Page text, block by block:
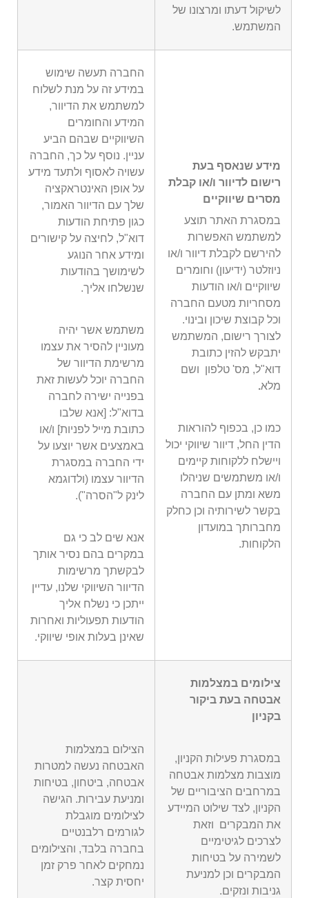
לשיקול דעתו ומרצונו של
המשתמש.
מידע שנאסף בעת
רישום לדיוור ו/או קבלת
מסרים שיווקיים
במסגרת האתר תוצע
למשתמש האפשרות
להירשם לקבלת דיוור ו/או
ניוזלטר (ידיעון) וחומרים
שיווקיים ו/או הודעות
מסחריות מטעם החברה
וכל קבוצת שיכון ובינוי.
לצורך רישום, המשתמש
יתבקש להזין כתובת
דוא"ל, מס' טלפון ושם
מלא.
כמו כן, בכפוף להוראות
הדין החל, דיוור שיווקי יכול
ויישלח ללקוחות קיימים
ו/או משתמשים שניהלו
משא ומתן עם החברה
בקשר לשירותיה וכן כחלק
מחברותך במועדון
הלקוחות.
החברה תעשה שימוש
במידע זה על מנת לשלוח
למשתמש את הדיוור,
המידע והחומרים
השיווקיים שבהם הביע
עניין. נוסף על כך, החברה
עשויה לאסוף ולתעד מידע
על אופן האינטראקציה
שלך עם הדיוור האמור,
כגון פתיחת הודעות
דוא"ל, לחיצה על קישורים
ומידע אחר הנוגע
לשימושך בהודעות
שנשלחו אליך.
משתמש אשר יהיה
מעוניין להסיר את עצמו
מרשימת הדיוור של
החברה יוכל לעשות זאת
בפנייה ישירה לחברה
בדוא"ל: [אנא שלבו
כתובת מייל לפניות] ו/או
באמצעים אשר יוצעו על
ידי החברה במסגרת
הדיוור עצמו (ולדוגמא
לינק ל"הסרה").
אנא שים לב כי גם
במקרים בהם נסיר אותך
לבקשתך מרשימות
הדיוור השיווקי שלנו, עדיין
ייתכן כי נשלח אליך
הודעות תפעוליות ואחרות
שאינן בעלות אופי שיווקי.
צילומים במצלמות
אבטחה בעת ביקור
בקניון
במסגרת פעילות הקניון,
מוצבות מצלמות אבטחה
במרחבים הציבוריים של
הקניון, לצד שילוט המיידע
את המבקרים וזאת
לצרכים לגיטימיים
לשמירה על בטיחות
המבקרים וכן למניעת
גניבות ונזקים.
הצילום במצלמות
האבטחה נעשה למטרות
אבטחה, ביטחון, בטיחות
ומניעת עבירות. הגישה
לצילומים מוגבלת
לגורמים רלבנטיים
בחברה בלבד, והצילומים
נמחקים לאחר פרק זמן
יחסית קצר.